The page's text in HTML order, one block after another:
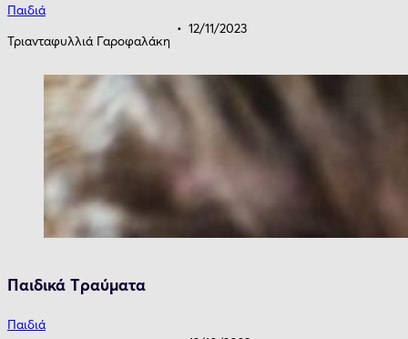
Παιδιά
Τριανταφυλλιά Γαροφαλάκη
12/11/2023
Παιδικά Tραύματα
Παιδιά